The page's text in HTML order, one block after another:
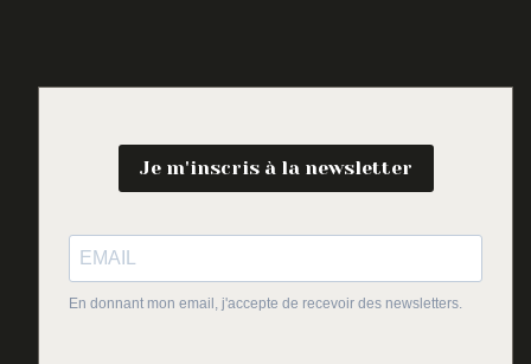
Je m'inscris à la newsletter
En donnant mon email, j'accepte de recevoir des newsletters.